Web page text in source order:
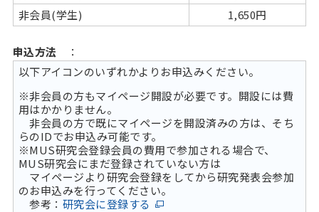
非会員(学生)
1,650円
申込方法 ：
以下アイコンのいずれかよりお申込みください。
※非会員の方もマイページ開設が必要です。開設には費
用はかかりません。
非会員の方で既にマイページを開設済みの方は、そち
らのIDでお申込み可能です。
※MUS研究会登録会員の費用で参加される場合で、
MUS研究会にまだ登録されていない方は
マイページより研究会登録をしてから研究発表会参加
のお申込みを行ってください。
参考： 研究会に登録する